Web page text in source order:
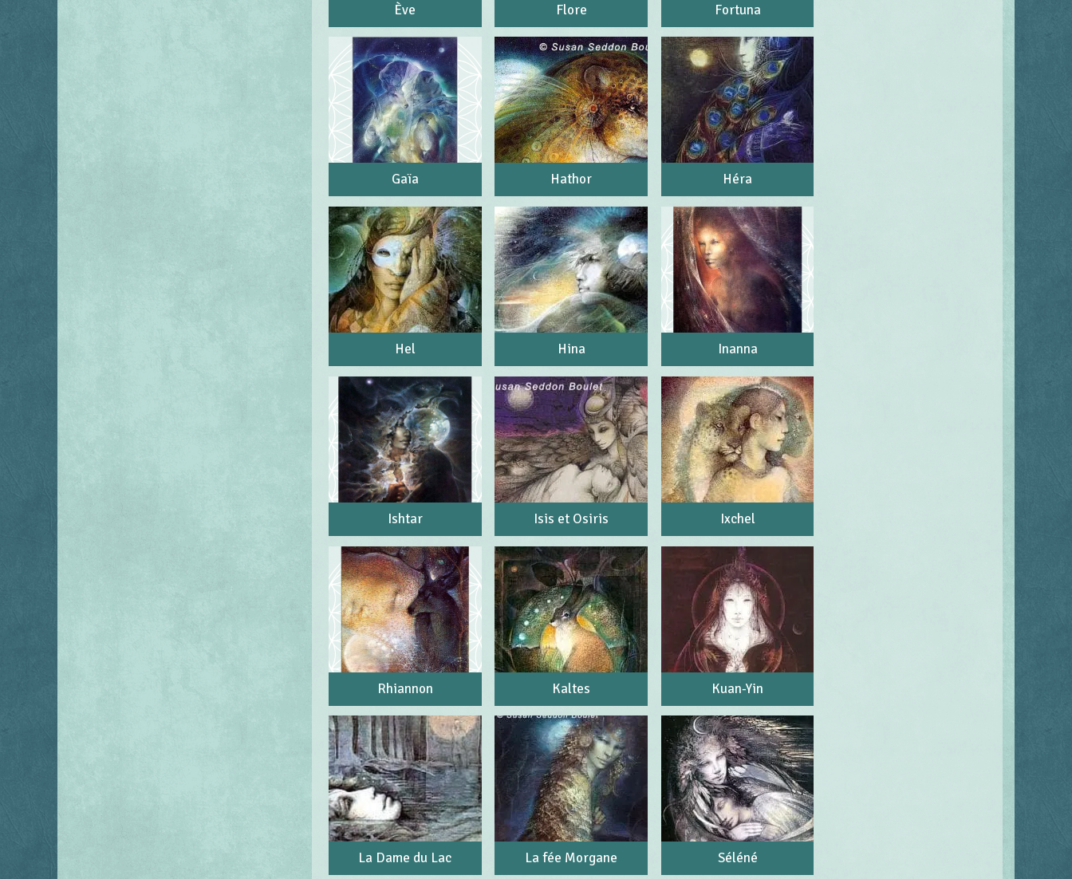
Ève Flore Fortuna
Gaïa Hathor Héra
Hel Hina Inanna
Ishtar Isis et Osiris Ixchel
Rhiannon Kaltes Kuan-Yin
La Dame du Lac La fée Morgane Séléné